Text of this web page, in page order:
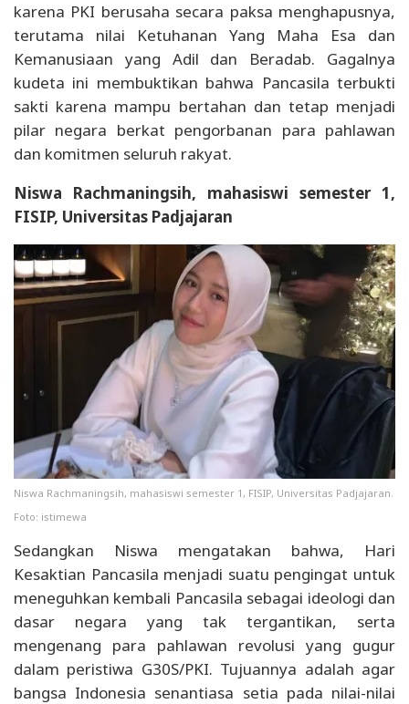
karena PKI berusaha secara paksa menghapusnya,
terutama nilai Ketuhanan Yang Maha Esa dan
Kemanusiaan yang Adil dan Beradab. Gagalnya
kudeta ini membuktikan bahwa Pancasila terbukti
sakti karena mampu bertahan dan tetap menjadi
pilar negara berkat pengorbanan para pahlawan
dan komitmen seluruh rakyat.
Niswa Rachmaningsih, mahasiswi semester 1,
FISIP, Universitas Padjajaran
Niswa Rachmaningsih, mahasiswi semester 1, FISIP, Universitas Padjajaran.
Foto: istimewa
Sedangkan Niswa mengatakan bahwa, Hari
Kesaktian Pancasila menjadi suatu pengingat untuk
meneguhkan kembali Pancasila sebagai ideologi dan
dasar negara yang tak tergantikan, serta
mengenang para pahlawan revolusi yang gugur
dalam peristiwa G30S/PKI. Tujuannya adalah agar
bangsa Indonesia senantiasa setia pada nilai-nilai